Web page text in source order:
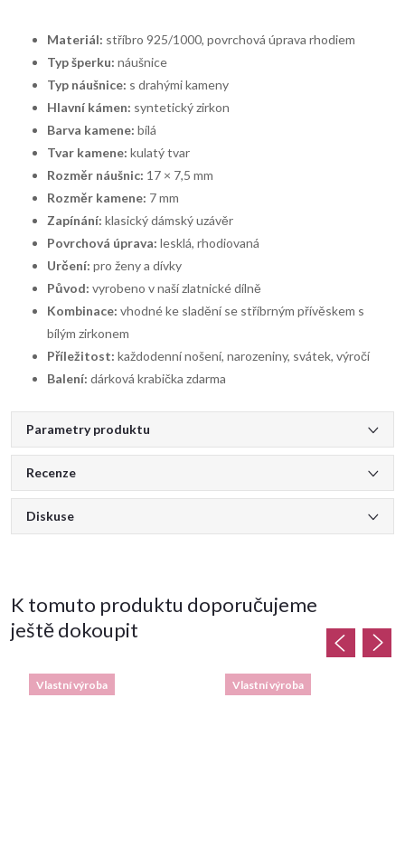
Materiál: stříbro 925/1000, povrchová úprava rhodiem
Typ šperku: náušnice
Typ náušnice: s drahými kameny
Hlavní kámen: syntetický zirkon
Barva kamene: bílá
Tvar kamene: kulatý tvar
Rozměr náušnic: 17 × 7,5 mm
Rozměr kamene: 7 mm
Zapínání: klasický dámský uzávěr
Povrchová úprava: lesklá, rhodiovaná
Určení: pro ženy a dívky
Původ: vyrobeno v naší zlatnické dílně
Kombinace: vhodné ke sladění se stříbrným přívěskem s
bílým zirkonem
Příležitost: každodenní nošení, narozeniny, svátek, výročí
Balení: dárková krabička zdarma
Parametry produktu
Recenze
Diskuse
K tomuto produktu doporučujeme
ještě dokoupit
Vlastní výroba Vlastní výroba